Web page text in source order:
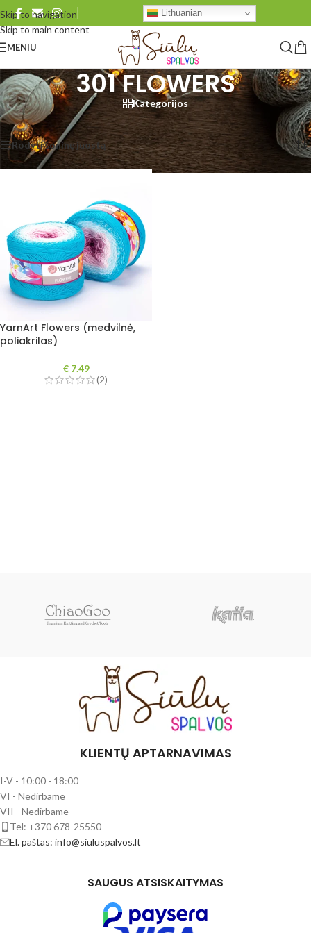
Skip to navigation
Skip to main content
Lithuanian
MENIU
301 FLOWERS
Kategorijos
Pradžia/Produkto YarnArt Flowers/301 FLOWERS Rezultatų: 1
Rodyti šoninę juostą Rodyti 48 96 Visi
YarnArt Flowers (medvilnė,
poliakrilas)
€7.49
(2)
KLIENTŲ APTARNAVIMAS
I-V - 10:00 - 18:00
VI - Nedirbame
VII - Nedirbame
Tel: +370 678-25550
El. paštas: info@siuluspalvos.lt
SAUGUS ATSISKAITYMAS